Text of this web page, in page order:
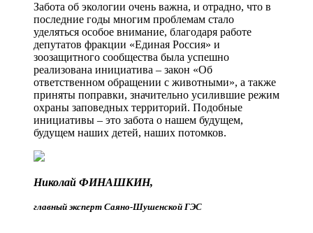
Забота об экологии очень важна, и отрадно, что в
последние годы многим проблемам стало
уделяться особое внимание, благодаря работе
депутатов фракции «Единая Россия» и
зоозащитного сообщества была успешно
реализована инициатива – закон «Об
ответственном обращении с животными», а также
приняты поправки, значительно усилившие режим
охраны заповедных территорий. Подобные
инициативы – это забота о нашем будущем,
будущем наших детей, наших потомков.
Николай ФИНАШКИН,
главный эксперт Саяно-Шушенской ГЭС